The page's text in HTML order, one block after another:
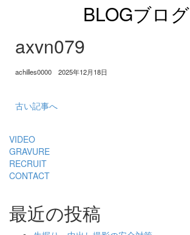
BLOGブログ
axvn079
achilles0000 2025年12月18日
古い記事へ
VIDEO
GRAVURE
RECRUIT
CONTACT
最近の投稿